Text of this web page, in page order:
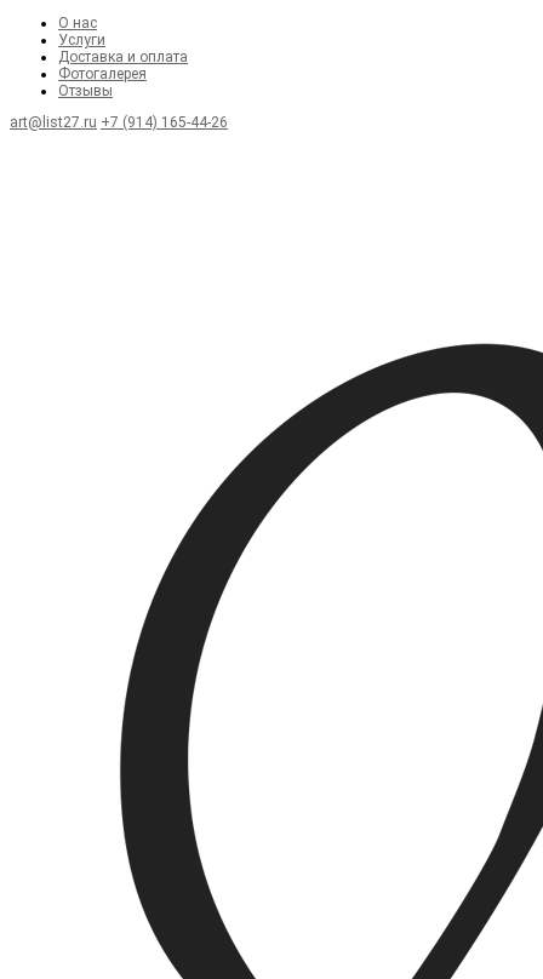
О нас
Услуги
Доставка и оплата
Фотогалерея
Отзывы
art@list27.ru +7 (914) 165-44-26